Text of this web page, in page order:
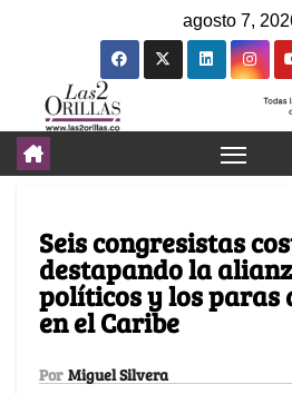
agosto 7,
Seis congresistas
destapando la
políticos y los paras
en el Caribe
Por Miguel Silvera